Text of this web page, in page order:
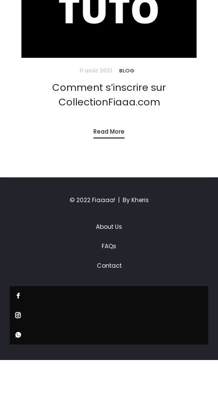
11 août 2021 BLOG
Comment s’inscrire sur
CollectionFiaaa.com
Read More
© 2022 Fiaaaa! | By Kheris
About Us
FAQs
Contact